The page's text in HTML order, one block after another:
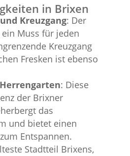
in Brixen
Kreuzgang: Der
Muss für jeden
Kreuzgang
Fresken ist ebenso
: Diese
der Brixner
das
und bietet einen
Entspannen.
Stadtteil Brixens,